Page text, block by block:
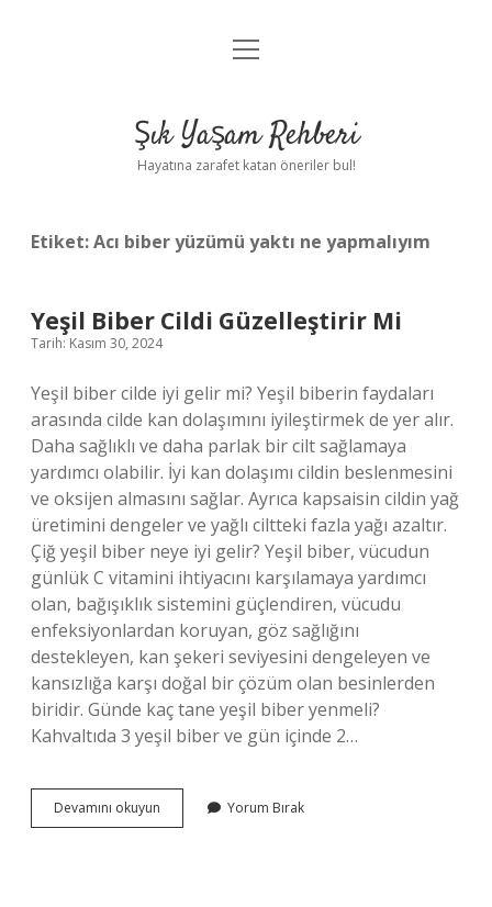
Anasayfa
Yasal Uyarı
menüyü
Şık Yaşam Rehberi
Hayatına zarafet katan öneriler bul!
Etiket:Acı biber yüzümü yaktı ne yapmalıyım
Yeşil Biber Cildi Güzelleştirir Mi
Tarih: Kasım 30, 2024
Yeşil biber cilde iyi gelir mi? Yeşil biberin faydaları
arasında cilde kan dolaşımını iyileştirmek de yer alır.
Daha sağlıklı ve daha parlak bir cilt sağlamaya
yardımcı olabilir. İyi kan dolaşımı cildin beslenmesini
ve oksijen almasını sağlar. Ayrıca kapsaisin cildin yağ
üretimini dengeler ve yağlı ciltteki fazla yağı azaltır.
Çiğ yeşil biber neye iyi gelir? Yeşil biber, vücudun
günlük C vitamini ihtiyacını karşılamaya yardımcı
olan, bağışıklık sistemini güçlendiren, vücudu
enfeksiyonlardan koruyan, göz sağlığını
destekleyen, kan şekeri seviyesini dengeleyen ve
kansızlığa karşı doğal bir çözüm olan besinlerden
biridir. Günde kaç tane yeşil biber yenmeli?
Kahvaltıda 3 yeşil biber ve gün içinde 2…
Devamını okuyun
Biber
Yorum Bırak